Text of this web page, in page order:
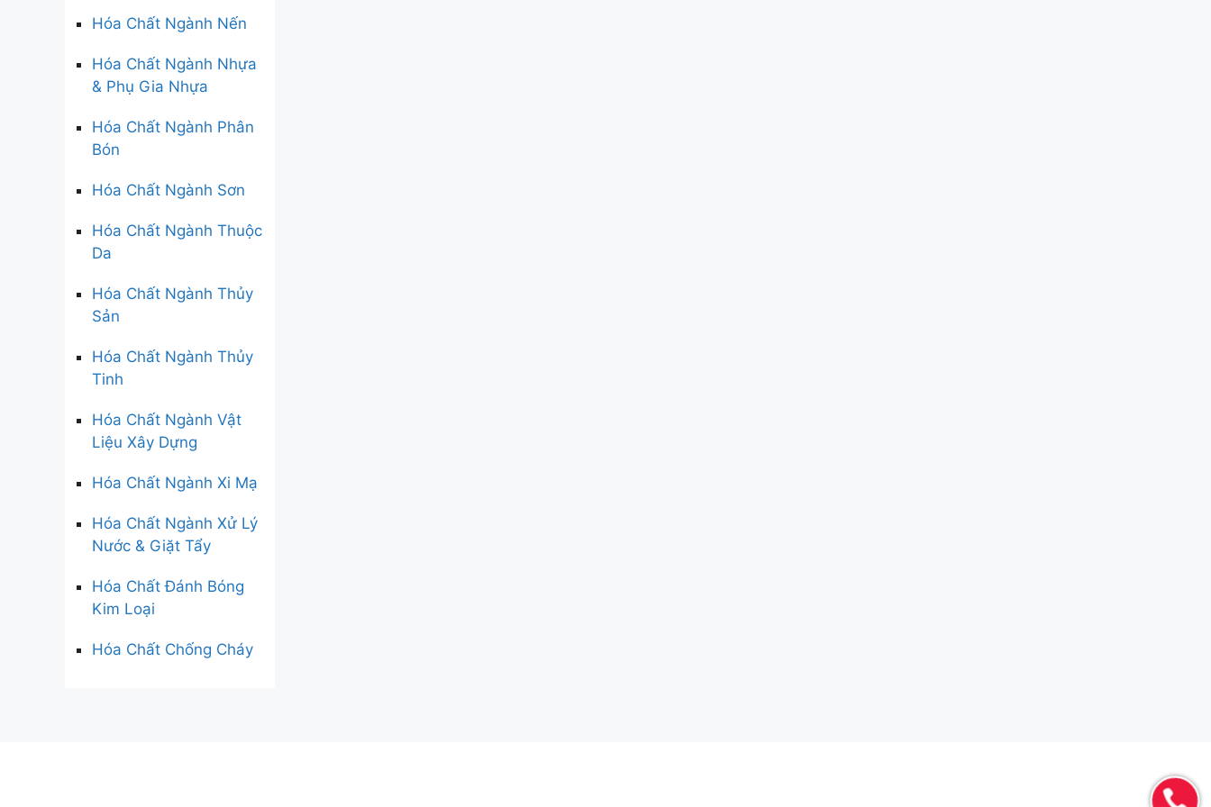
Hóa Chất Ngành Nến
Hóa Chất Ngành Nhựa
& Phụ Gia Nhựa
Hóa Chất Ngành Phân
Bón
Hóa Chất Ngành Sơn
Hóa Chất Ngành Thuộc
Da
Hóa Chất Ngành Thủy
Sản
Hóa Chất Ngành Thủy
Tinh
Hóa Chất Ngành Vật
Liệu Xây Dựng
Hóa Chất Ngành Xi Mạ
Hóa Chất Ngành Xử Lý
Nước & Giặt Tẩy
Hóa Chất Đánh Bóng
Kim Loại
Hóa Chất Chống Cháy